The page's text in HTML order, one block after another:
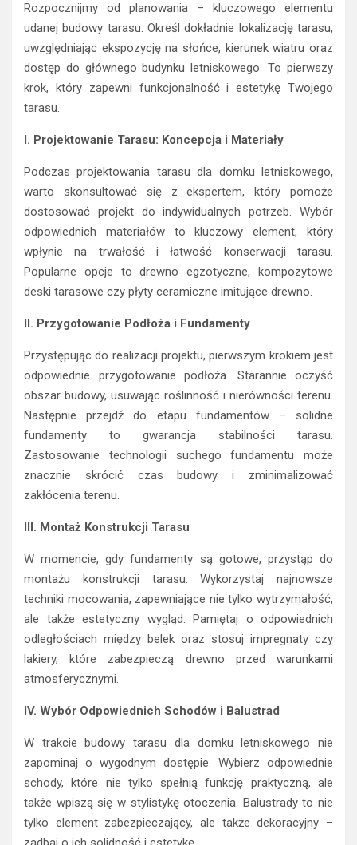
Rozpocznijmy od planowania – kluczowego elementu
udanej budowy tarasu. Określ dokładnie lokalizację tarasu,
uwzględniając ekspozycję na słońce, kierunek wiatru oraz
dostęp do głównego budynku letniskowego. To pierwszy
krok, który zapewni funkcjonalność i estetykę Twojego
tarasu.
I. Projektowanie Tarasu: Koncepcja i Materiały
Podczas projektowania tarasu dla domku letniskowego,
warto skonsultować się z ekspertem, który pomoże
dostosować projekt do indywidualnych potrzeb. Wybór
odpowiednich materiałów to kluczowy element, który
wpłynie na trwałość i łatwość konserwacji tarasu.
Popularne opcje to drewno egzotyczne, kompozytowe
deski tarasowe czy płyty ceramiczne imitujące drewno.
II. Przygotowanie Podłoża i Fundamenty
Przystępując do realizacji projektu, pierwszym krokiem jest
odpowiednie przygotowanie podłoża. Starannie oczyść
obszar budowy, usuwając roślinność i nierówności terenu.
Następnie przejdź do etapu fundamentów – solidne
fundamenty to gwarancja stabilności tarasu.
Zastosowanie technologii suchego fundamentu może
znacznie skrócić czas budowy i zminimalizować
zakłócenia terenu.
III. Montaż Konstrukcji Tarasu
W momencie, gdy fundamenty są gotowe, przystąp do
montażu konstrukcji tarasu. Wykorzystaj najnowsze
techniki mocowania, zapewniające nie tylko wytrzymałość,
ale także estetyczny wygląd. Pamiętaj o odpowiednich
odległościach między belek oraz stosuj impregnaty czy
lakiery, które zabezpieczą drewno przed warunkami
atmosferycznymi.
IV. Wybór Odpowiednich Schodów i Balustrad
W trakcie budowy tarasu dla domku letniskowego nie
zapominaj o wygodnym dostępie. Wybierz odpowiednie
schody, które nie tylko spełnią funkcję praktyczną, ale
także wpiszą się w stylistykę otoczenia. Balustrady to nie
tylko element zabezpieczający, ale także dekoracyjny –